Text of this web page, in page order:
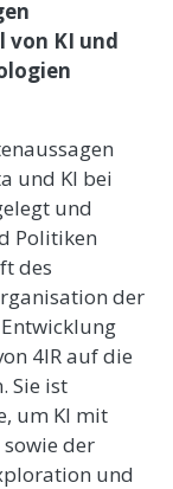
von KI und
und KI bei
und
Politiken
des
der
4IR auf die
Sie ist
um KI mit
der
und